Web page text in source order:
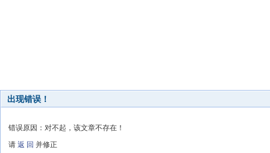
出现错误！
错误原因：对不起，该文章不存在！
请 返 回 并修正